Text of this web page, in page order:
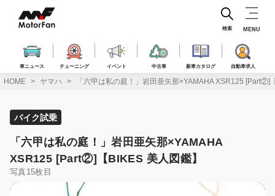
ス
車ニュース チューニング イベント 中古車 新車カタログ 自動車求人
検索 MENU
HOME ヤマハ 「六甲は私の庭！」岩田亜矢那×YAMAHA XSR125 [Part②]
バイク試乗
「六甲は私の庭！」岩田亜矢那×YAMAHA
XSR125 [Part②]【BIKES 美人図鑑】
写真15枚目